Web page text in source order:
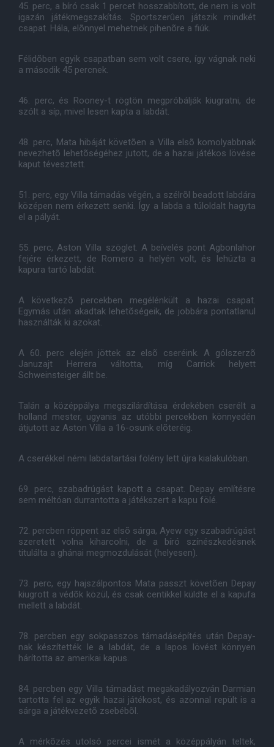
45. perc, a bíró csak 1 percet hosszabbított, de nem is volt
igazán játékmegszakítás. Sportszerûen játszik mindkét
csapat. Hála, elõnnyel mehetnek pihenõre a fiúk.
Félidõben egyik csapatban sem volt csere, így vágnak neki
a második 45 percnek.
46. perc, és Rooney-t rögtön megpróbálják kiugratni, de
szólt a síp, mivel lesen kapta a labdát.
48. perc, Mata hibáját követõen a Villa elsõ komolyabbnak
nevezhetõ lehetõségéhez jutott, de a hazai játékos lövése
kaput tévesztett.
51. perc, egy Villa támadás végén, a szélrõl beadott labdára
középen nem érkezett senki. Így a labda a túloldalt hagyta
el a pályát.
55. perc, Aston Villa szöglet. A beívelés pont Agbonlahor
fejére érkezett, de Romero a helyén volt, és lehúzta a
kapura tartó labdát.
A következõ percekben megélénkült a hazai csapat.
Egymás után akadtak lehetõségeik, de jobbára pontatlanul
használták ki azokat.
A 60. perc elején jöttek az elsõ cseréink. A gólszerzõ
Januzajt Herrera váltotta, míg Carrick helyett
Schweinsteiger állt be.
Talán a középpálya megszilárdítása érdekében cserélt a
holland mester, ugyanis az utóbbi percekben könnyedén
átjutott az Aston Villa a 16-osunk elõteréig.
A cserékkel némi labdatartási fölény lett újra kialakulóban.
69. perc, szabadrúgást kapott a csapat. Depay említésre
sem méltóan durrantotta a játékszert a kapu fölé.
72. percben röppent az elsõ sárga, Ayew egy szabadrúgást
szeretett volna kiharcolni, de a bíró színészkedésnek
titulálta a ghánai megmozdulását (helyesen).
73. perc, egy hajszálpontos Mata passzt követõen Depay
kiugrott a védõk közül, és csak centikkel küldte el a kapufa
mellett a labdát.
78. percben egy sokpasszos támadásépítés után Depay-
nak készítették le a labdát, de a lapos lövést könnyen
hárította az amerikai kapus.
84. percben egy Villa támadást megakadályozván Darmian
tartotta fel az egyik hazai játékost, és azonnal repült is a
sárga a játékvezetõ zsebébõl.
A mérkõzés utolsó percei ismét a középpályán teltek,